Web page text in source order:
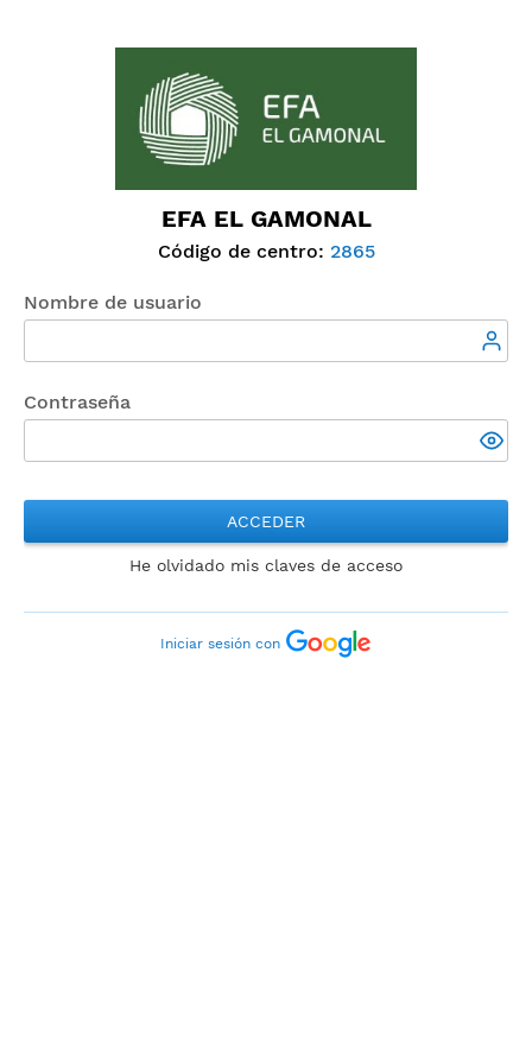
EFA EL GAMONAL
Código de centro: 2865
Nombre de usuario
Contraseña
ACCEDER
He olvidado mis claves de acceso
Iniciar sesión con